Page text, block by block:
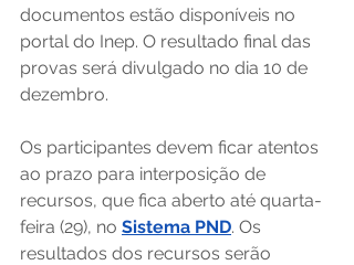
documentos estão disponíveis no
portal do Inep. O resultado final das
provas será divulgado no dia 10 de
dezembro.
Os participantes devem ficar atentos
ao prazo para interposição de
recursos, que fica aberto até quarta-
feira (29), no Sistema PND. Os
resultados dos recursos serão